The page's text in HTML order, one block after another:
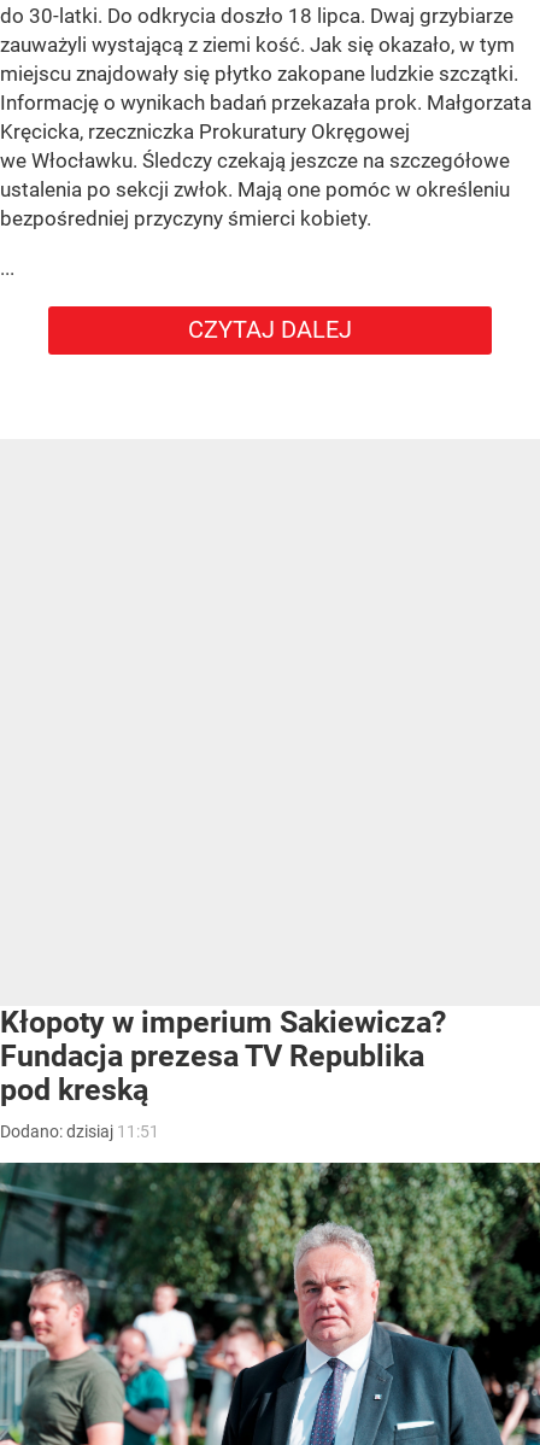
do 30-latki. Do odkrycia doszło 18 lipca. Dwaj grzybiarze
zauważyli wystającą z ziemi kość. Jak się okazało, w tym
miejscu znajdowały się płytko zakopane ludzkie szczątki.
Informację o wynikach badań przekazała prok. Małgorzata
Kręcicka, rzeczniczka Prokuratury Okręgowej
we Włocławku. Śledczy czekają jeszcze na szczegółowe
ustalenia po sekcji zwłok. Mają one pomóc w określeniu
bezpośredniej przyczyny śmierci kobiety.
...
CZYTAJ DALEJ
Kłopoty w imperium Sakiewicza?
Fundacja prezesa TV Republika
pod kreską
Dodano:dzisiaj 11:51